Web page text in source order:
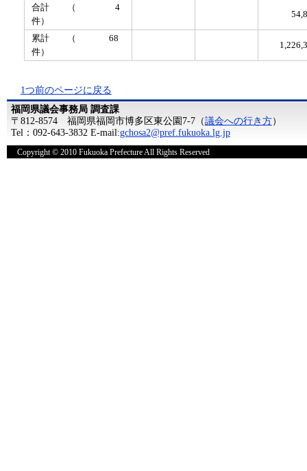
合計 （ 4
件）
累計 （ 68
件）
1つ前のページに戻る
福岡県議会事務局 調査課
〒812-8574 福岡県福岡市博多区東公園7-7（議会への行き方）
Tel：092-643-3832 E-mail:gchosa2@pref.fukuoka.lg.jp
Copyright © 2010 Fukuoka Prefecture All Rights Reserved